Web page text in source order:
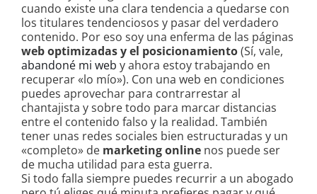
cuando existe una clara tendencia a quedarse con
los titulares tendenciosos y pasar del verdadero
contenido. Por eso soy una enferma de las páginas
web optimizadas y el posicionamiento(Sí, vale,
abandoné mi web y ahora estoy trabajando en
recuperar «lo mío»). Con una web en condiciones
puedes aprovechar para contrarrestar al
chantajista y sobre todo para marcar distancias
entre el contenido falso y la realidad. También
tener unas redes sociales bien estructuradas y un
«completo» de marketing online nos puede ser
de mucha utilidad para esta guerra.
Si todo falla siempre puedes recurrir a un abogado